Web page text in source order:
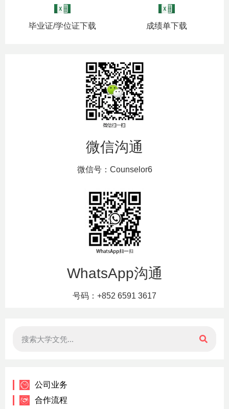
毕业证/学位证下载 成绩单下载
微信沟通
微信号：Counselor6
WhatsApp沟通
号码：+852 6591 3617
公司业务
合作流程